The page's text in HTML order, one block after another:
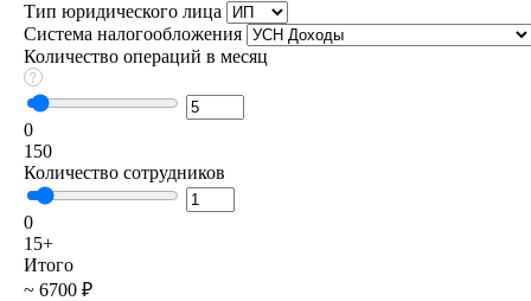
Тип юридического лица
Система налогообложения
Количество операций в месяц
0
150
Количество сотрудников
0
15+
Итого
~ 6700 ₽